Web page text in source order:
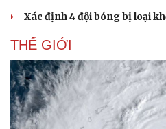
Xác định 4 đội bóng bị loại
THẾ GIỚI